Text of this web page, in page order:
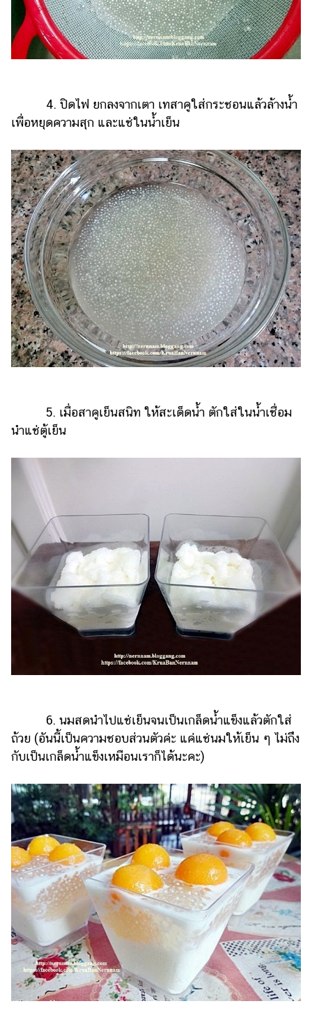
4. ปิดไฟ ยกลงจากเตา เทสาคูใส่กระชอนแล้วล้างน้ำ
เพื่อหยุดความสุก และแช่ในน้ำเย็น
5. เมื่อสาคูเย็นสนิท ให้สะเด็ดน้ำ ตักใส่ในน้ำเชื่อม
นำแช่ตู้เย็น
6. นมสดนำไปแช่เย็นจนเป็นเกล็ดน้ำแข็งแล้วตักใส่
ถ้วย (อันนี้เป็นความชอบส่วนตัวค่ะ แค่แช่นมให้เย็น ๆ ไม่ถึง
กับเป็นเกล็ดน้ำแข็งเหมือนเราก็ได้นะคะ)